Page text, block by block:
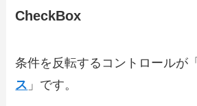
CheckBox
条件を反転するコントロールが「
ス 」です。